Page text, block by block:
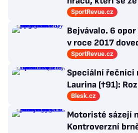
probili k
SportRevue.cz
Bejvávalo. 6
v roce 2017
semifinále play-
SportRevue.cz
Speciální řečníci
Laurina (†91):
Sabinu
Blesk.cz
Motoristé sázejí
Kontroverzní